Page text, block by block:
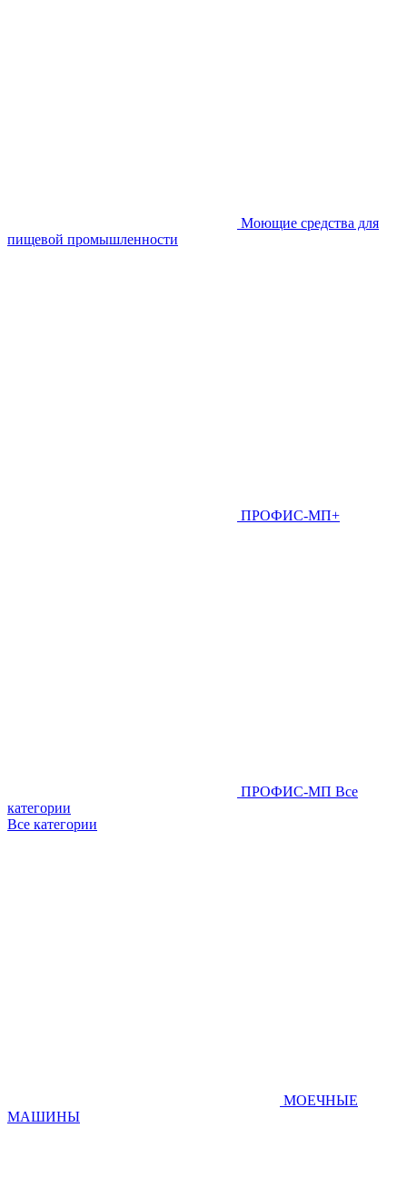
Моющие средства для
пищевой промышленности
ПРОФИС-МП+
ПРОФИС-МП Все
категории
Все категории
МОЕЧНЫЕ
МАШИНЫ